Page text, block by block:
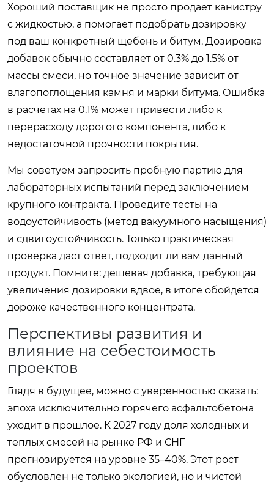
Хороший поставщик не просто продает канистру
с жидкостью, а помогает подобрать дозировку
под ваш конкретный щебень и битум. Дозировка
добавок обычно составляет от 0.3% до 1.5% от
массы смеси, но точное значение зависит от
влагопоглощения камня и марки битума. Ошибка
в расчетах на 0.1% может привести либо к
перерасходу дорогого компонента, либо к
недостаточной прочности покрытия.
Мы советуем запросить пробную партию для
лабораторных испытаний перед заключением
крупного контракта. Проведите тесты на
водоустойчивость (метод вакуумного насыщения)
и сдвигоустойчивость. Только практическая
проверка даст ответ, подходит ли вам данный
продукт. Помните: дешевая добавка, требующая
увеличения дозировки вдвое, в итоге обойдется
дороже качественного концентрата.
Перспективы развития и
влияние на себестоимость
проектов
Глядя в будущее, можно с уверенностью сказать:
эпоха исключительно горячего асфальтобетона
уходит в прошлое. К 2027 году доля холодных и
теплых смесей на рынке РФ и СНГ
прогнозируется на уровне 35–40%. Этот рост
обусловлен не только экологией, но и чистой